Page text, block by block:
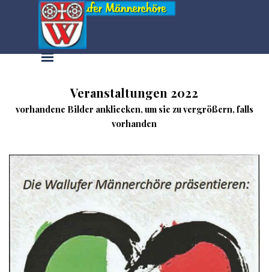
Direkt zum Seiteninhalt
Menü überspringen
Veranstaltungen 2022
vorhandene Bilder ankliecken, um sie zu vergrößern, falls
vorhanden